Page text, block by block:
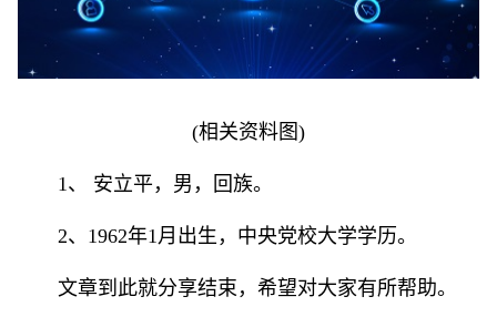
(相关资料图)
1、 安立平，男，回族。
2、1962年1月出生，中央党校大学学历。
文章到此就分享结束，希望对大家有所帮助。